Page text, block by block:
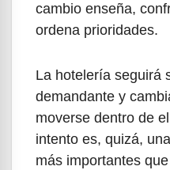
cambio enseña,
ordena prioridades.
La hotelería seguirá
demandante y
moverse dentro de
intento es, quizá,
más importantes